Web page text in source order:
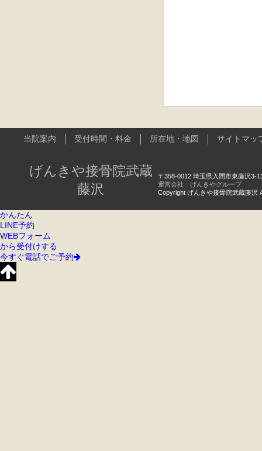
当院案内 受付時間・料金 所在地・地図 サイトマッ
げんきや接骨院武蔵
藤沢
〒358-0012 埼玉県入間市東藤沢3-
運営会社 げんきやグループ
Copyright げんきや接骨院武蔵藤沢
かんたん
LINE予約
WEBフォーム
から受付けする
今すぐ電話でご予約